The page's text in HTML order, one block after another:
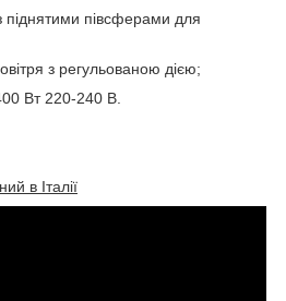
піднятими півсферами для
з регульованою дією;
Вт 220-240 В.
в Італії